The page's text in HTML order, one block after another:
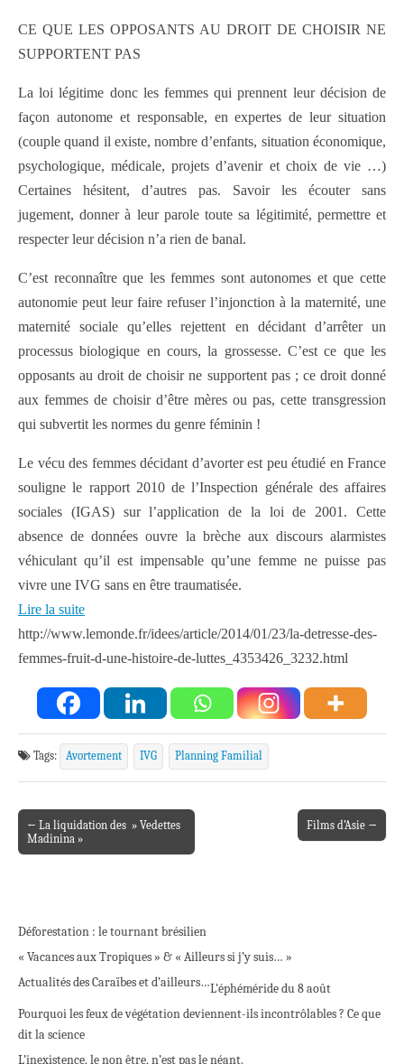
CE QUE LES OPPOSANTS AU DROIT DE CHOISIR NE
SUPPORTENT PAS
La loi légitime donc les femmes qui prennent leur décision de
façon autonome et responsable, en expertes de leur situation
(couple quand il existe, nombre d’enfants, situation économique,
psychologique, médicale, projets d’avenir et choix de vie …)
Certaines hésitent, d’autres pas. Savoir les écouter sans
jugement, donner à leur parole toute sa légitimité, permettre et
respecter leur décision n’a rien de banal.
C’est reconnaître que les femmes sont autonomes et que cette
autonomie peut leur faire refuser l’injonction à la maternité, une
maternité sociale qu’elles rejettent en décidant d’arrêter un
processus biologique en cours, la grossesse. C’est ce que les
opposants au droit de choisir ne supportent pas ; ce droit donné
aux femmes de choisir d’être mères ou pas, cette transgression
qui subvertit les normes du genre féminin !
Le vécu des femmes décidant d’avorter est peu étudié en France
souligne le rapport 2010 de l’Inspection générale des affaires
sociales (IGAS) sur l’application de la loi de 2001. Cette
absence de données ouvre la brèche aux discours alarmistes
véhiculant qu’il est impensable qu’une femme ne puisse pas
vivre une IVG sans en être traumatisée.
Lire la suite
http://www.lemonde.fr/idees/article/2014/01/23/la-detresse-des-
femmes-fruit-d-une-histoire-de-luttes_4353426_3232.html
Tags: Avortement IVG Planning Familial
Post navigation
← La liquidation des » Vedettes
Madinina »
Films d’Asie →
Déforestation : le tournant brésilien
« Vacances aux Tropiques » & « Ailleurs si j’y suis… »
Actualités des Caraïbes et d’ailleurs…L’éphéméride du 8 août
Pourquoi les feux de végétation deviennent-ils incontrôlables ? Ce que
dit la science
L’inexistence, le non être, n’est pas le néant.